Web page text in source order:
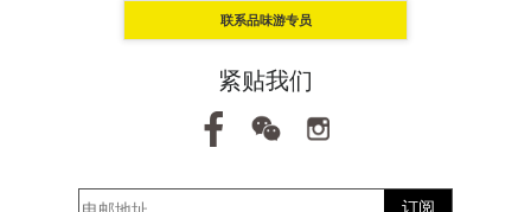
联系品味游专员
紧贴我们
订阅